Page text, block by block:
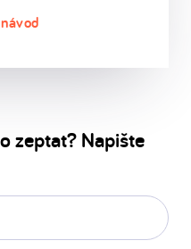
zeptat? Napište